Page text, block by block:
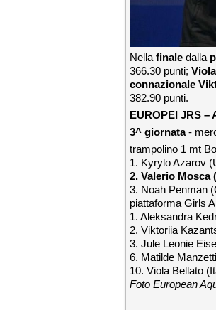
Nella finale dalla
366.30 punti;
connazionale
382.90 punti.
EUROPEI JRS –
3^ giornata-
trampolino 1 mt
1. Kyrylo Azarov
2. Valerio Mosca
3. Noah Penman
piattaforma Girls A
1. Aleksandra
2. Viktoriia
3. Jule Leonie
6. Matilde
10. Viola Bellato
Foto European